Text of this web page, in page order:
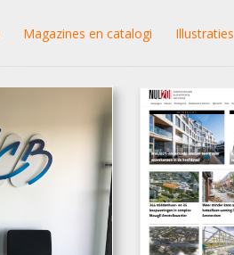
Magazines en catalogi Illustraties